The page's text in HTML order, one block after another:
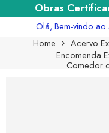
Obras
Olá, Bem-vindo
Home
Acervo
Encomenda
Comedor